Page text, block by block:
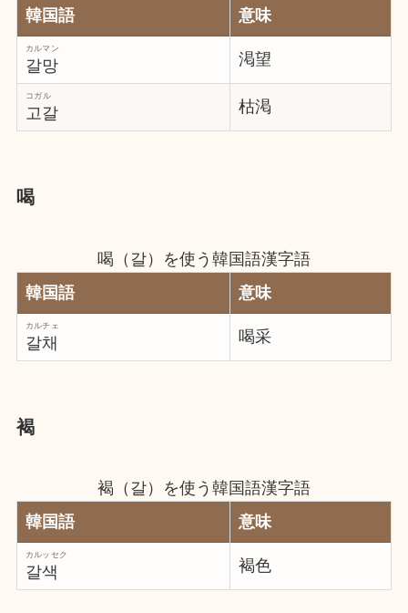
韓国語
意味
갈망
カルマン
渇望
고갈
コガル
枯渇
喝
喝（갈）を使う韓国語漢字語
韓国語
意味
갈채
カルチェ
喝采
褐
褐（갈）を使う韓国語漢字語
韓国語
意味
갈색
カルッセク
褐色